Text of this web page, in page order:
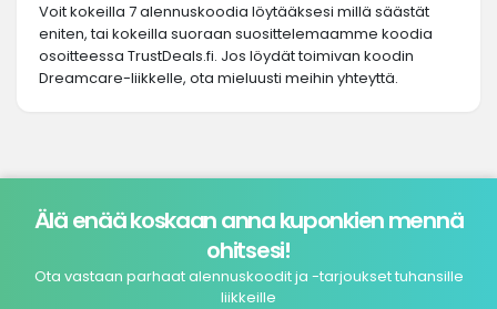
Voit kokeilla 7 alennuskoodia löytääksesi millä säästät
eniten, tai kokeilla suoraan suosittelemaamme koodia
osoitteessa TrustDeals.fi. Jos löydät toimivan koodin
Dreamcare-liikkelle, ota mieluusti meihin yhteyttä.
Älä enää koskaan anna kuponkien mennä
ohitsesi!
Ota vastaan parhaat alennuskoodit ja -tarjoukset tuhansille
liikkeille